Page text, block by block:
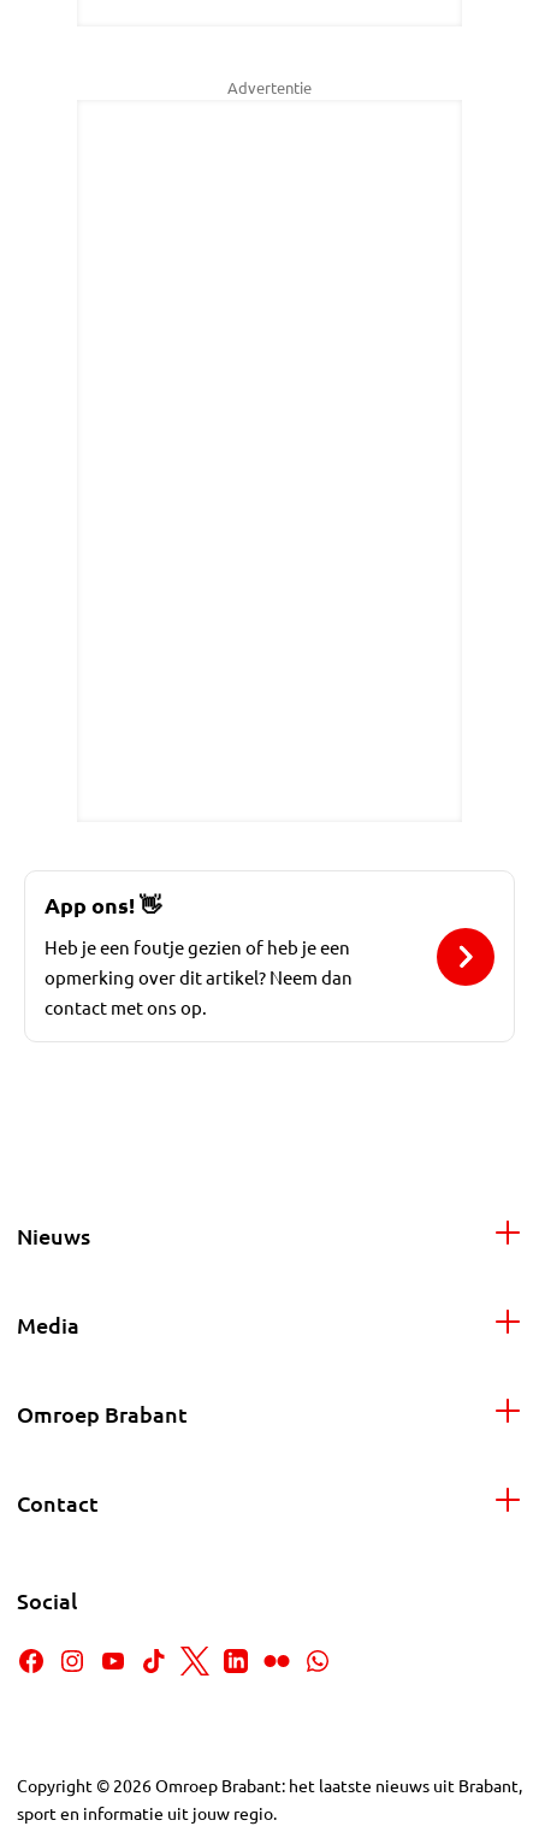
Advertentie
App ons!👋
Heb je een foutje gezien of heb je een
opmerking over dit artikel? Neem dan
contact met ons op.
Nieuws
Media
Omroep Brabant
Contact
Social
Copyright © 2026Omroep Brabant: het laatste nieuws uit Brabant,
sport en informatie uit jouw regio.